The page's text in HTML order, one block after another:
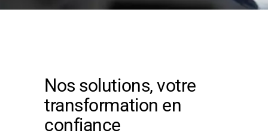
Nos solutions, votre
transformation en
confiance